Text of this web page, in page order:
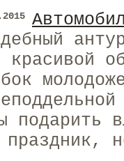
красивой
праздник,